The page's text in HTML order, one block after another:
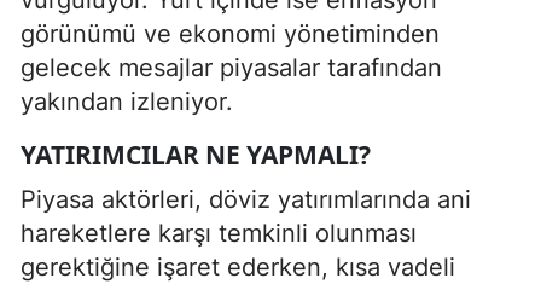
görünümü ve ekonomi yönetiminden
gelecek mesajlar piyasalar tarafından
yakından izleniyor.
YATIRIMCILAR NE YAPMALI?
Piyasa aktörleri, döviz yatırımlarında ani
hareketlere karşı temkinli olunması
gerektiğine işaret ederken, kısa vadeli